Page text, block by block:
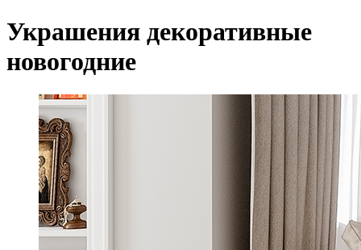
Украшения декоративные
новогодние